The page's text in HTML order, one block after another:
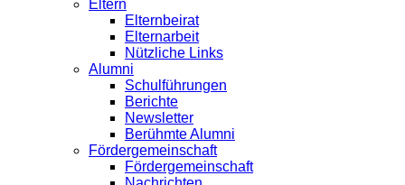
Eltern
Elternbeirat
Elternarbeit
Nützliche Links
Alumni
Schulführungen
Berichte
Newsletter
Berühmte Alumni
Förder­gemeinschaft
Fördergemeinschaft